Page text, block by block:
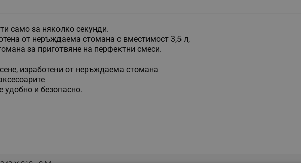
само за няколко секунди.
от неръждаема стомана с вместимост 3,5 л,
за приготвяне на перфектни смеси.
изработени от неръждаема стомана
удобно и безопасно.